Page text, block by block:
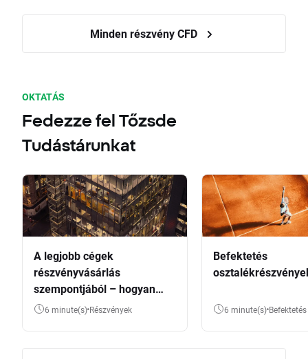
Minden részvény CFD
OKTATÁS
Fedezze fel Tőzsde
Tudástárunkat
A legjobb cégek
részvényvásárlás
szempontjából – hogyan
válasszunk?
6 minute(s) Részvények
Befektetés
6 minute(s) Befektetés